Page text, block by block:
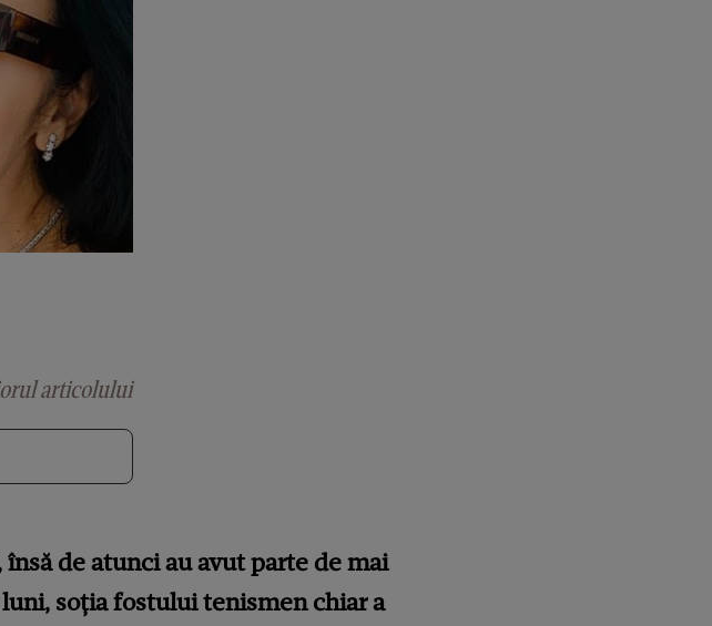
articolului
de atunci au avut parte de mai
soția fostului tenismen chiar a